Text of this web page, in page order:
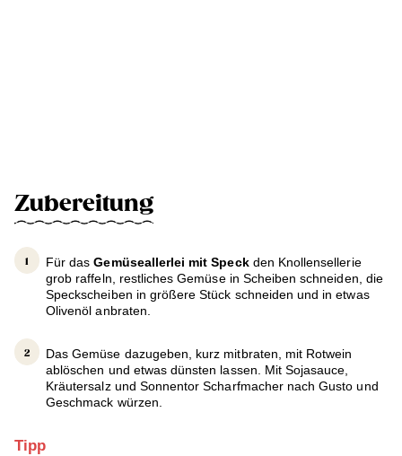
Zubereitung
Für das Gemüseallerlei mit Speck den Knollensellerie
grob raffeln, restliches Gemüse in Scheiben schneiden, die
Speckscheiben in größere Stück schneiden und in etwas
Olivenöl anbraten.
Das Gemüse dazugeben, kurz mitbraten, mit Rotwein
ablöschen und etwas dünsten lassen. Mit Sojasauce,
Kräutersalz und Sonnentor Scharfmacher nach Gusto und
Geschmack würzen.
Tipp